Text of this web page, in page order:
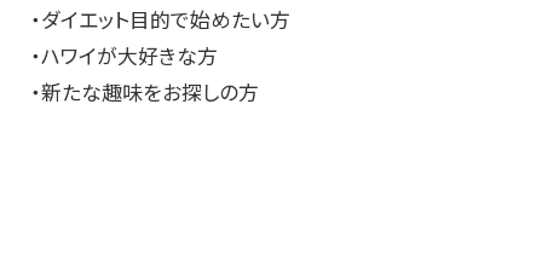
・ダイエット目的で始めたい方
・ハワイが大好きな方
・新たな趣味をお探しの方